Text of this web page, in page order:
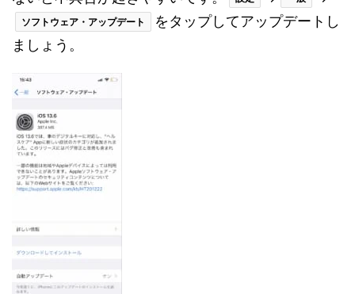
ソフトウェア・アップデート
をタップしてアップデートし
ましょう。